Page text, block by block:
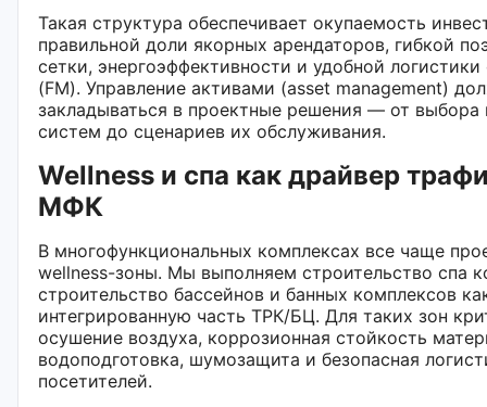
Такая структура обеспечивает окупаемость
правильной доли якорных арендаторов, гибкой
сетки, энергоэффективности и удобной
(FM). Управление активами (asset management)
закладываться в проектные решения — от
систем до сценариев их обслуживания.
Wellness и спа как драйвер
МФК
В многофункциональных комплексах все чаще
wellness-зоны. Мы выполняем строительство спа
строительство бассейнов и банных комплексов
интегрированную часть ТРК/БЦ. Для таких зон
осушение воздуха, коррозионная стойкость
водоподготовка, шумозащита и безопасная
посетителей.